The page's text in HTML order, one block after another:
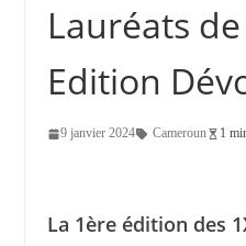
Lauréats
Edition
9 janvier 2024 Cameroun 1
La 1ère édition des